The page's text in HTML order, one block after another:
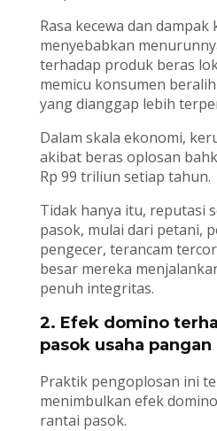
Rasa kecewa dan
menyebabkan
terhadap produk beras
memicu konsumen
yang dianggap lebih
Dalam skala ekonomi,
akibat beras oplosan
Rp 99 triliun setiap tahun.
Tidak hanya itu, reputasi
pasok, mulai dari petani,
pengecer, terancam
besar mereka
penuh integritas.
2. Efek domino
pasok usaha pangan
Praktik pengoplosan ini
menimbulkan efek
rantai pasok.